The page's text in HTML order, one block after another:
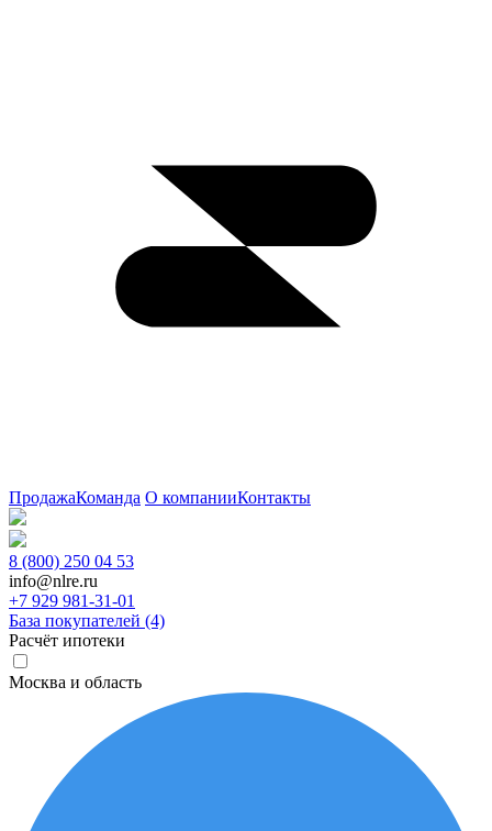
ПродажаКоманда О компанииКонтакты
8 (800) 250 04 53
info@nlre.ru
+7 929 981-31-01
База покупателей (4)
Расчёт ипотеки
Москва и область